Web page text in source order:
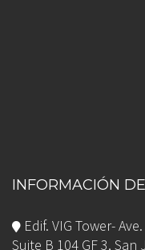
INFORMACIÓN
Edif. VIG Tower-
Suite B 104 GF 3, San